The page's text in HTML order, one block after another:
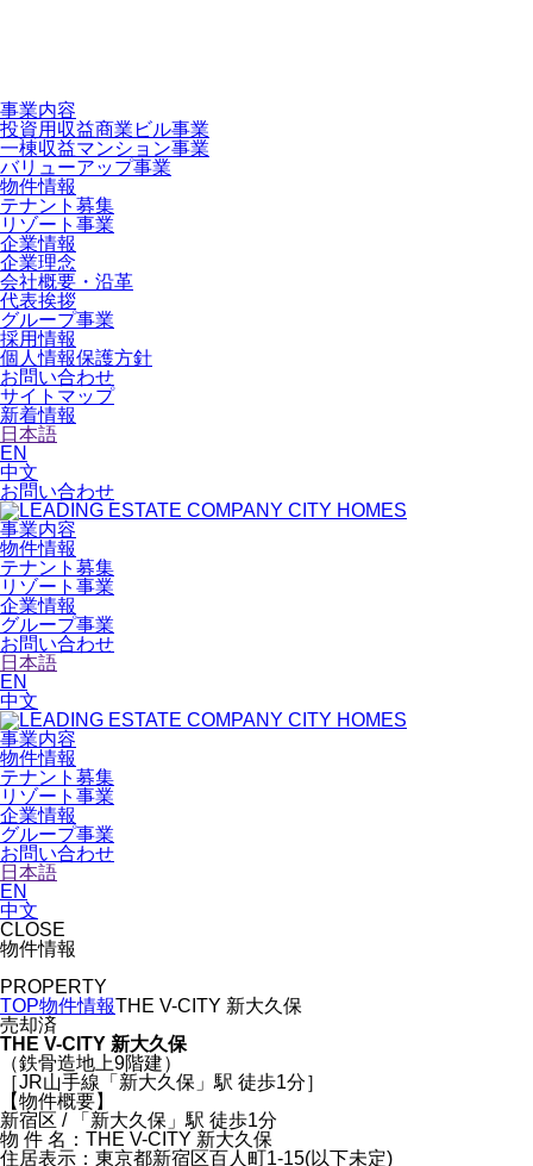
事業内容
投資用収益商業ビル事業
一棟収益マンション事業
バリューアップ事業
物件情報
テナント募集
リゾート事業
企業情報
企業理念
会社概要・沿革
代表挨拶
グループ事業
採用情報
個人情報保護方針
お問い合わせ
サイトマップ
新着情報
日本語
EN
中文
お問い合わせ
事業内容
物件情報
テナント募集
リゾート事業
企業情報
グループ事業
お問い合わせ
日本語
EN
中文
事業内容
物件情報
テナント募集
リゾート事業
企業情報
グループ事業
お問い合わせ
日本語
EN
中文
CLOSE
物件情報
PROPERTY
TOP物件情報THE V-CITY 新大久保
売却済
THE V-CITY 新大久保
（鉄骨造地上9階建）
［JR山手線「新大久保」駅 徒歩1分］
【物件概要】
新宿区 / 「新大久保」駅 徒歩1分
物 件 名：THE V-CITY 新大久保
住居表示：東京都新宿区百人町1-15(以下未定)